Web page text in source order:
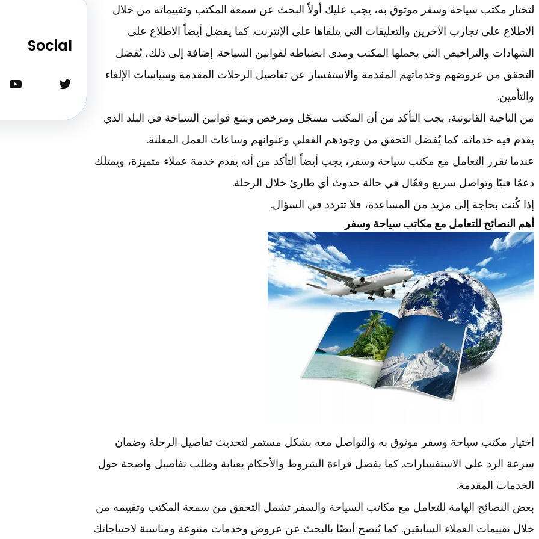
لتختار مكتب سياحة وسفر موثوق به، يجب عليك أولاً البحث عن سمعة المكتب وتقييماته من خلال
الاطلاع على تجارب الآخرين والتعليقات التي يتلقاها على الإنترنت. كما يفضل أيضاً الاطلاع على
الشهادات والتراخيص التي يحملها المكتب ومدى انضباطه لقوانين السياحة. إضافة إلى ذلك، يُفضل
التحقق من عروضهم وخدماتهم المقدمة والاستفسار عن تفاصيل الرحلات المقدمة وسياسات الإلغاء
والتأمين.
من الناحية القانونية، يجب التأكد من أن المكتب مسجّل ومرخص ويتبع قوانين السياحة في البلد الذي
يقدم فيه خدماته. كما يُفضل التحقق من وجودهم الفعلي وعنوانهم وساعات العمل المعلنة.
عندما تقرر التعامل مع مكتب سياحة وسفر، يجب أيضاً التأكد من أنه يقدم خدمة عملاء متميزة، ويمتلك
دعمًا فنيًا وتواصل سريع وفعّال في حالة حدوث أي طارئ خلال الرحلة.
إذا كُنت بحاجة إلى مزيد من المساعدة، فلا تتردد في السؤال.
أهم النصائح للتعامل مع مكاتب سياحة وسفر
اختيار مكتب سياحة وسفر موثوق به والتواصل معه بشكل مستمر لتحديث تفاصيل الرحلة وضمان
سرعة الرد على الاستفسارات. كما يفضل قراءة الشروط والأحكام بعناية وطلب تفاصيل واضحة حول
الخدمات المقدمة.
بعض النصائح الهامة للتعامل مع مكاتب السياحة والسفر تشمل التحقق من سمعة المكتب وتقييمه من
خلال تقييمات العملاء السابقين. كما يُنصح أيضًا بالبحث عن عروض وخدمات متنوعة ومناسبة لاحتياجاتك
Social
تويتر
يوتيوب